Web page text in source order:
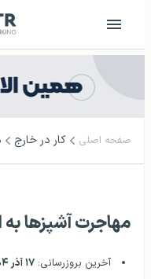
صفحه اصلی کار در خارج
مهاجرت آشپزها به
آخرین بروزرسانی: ۱۷ آذر ۱۴۰۴